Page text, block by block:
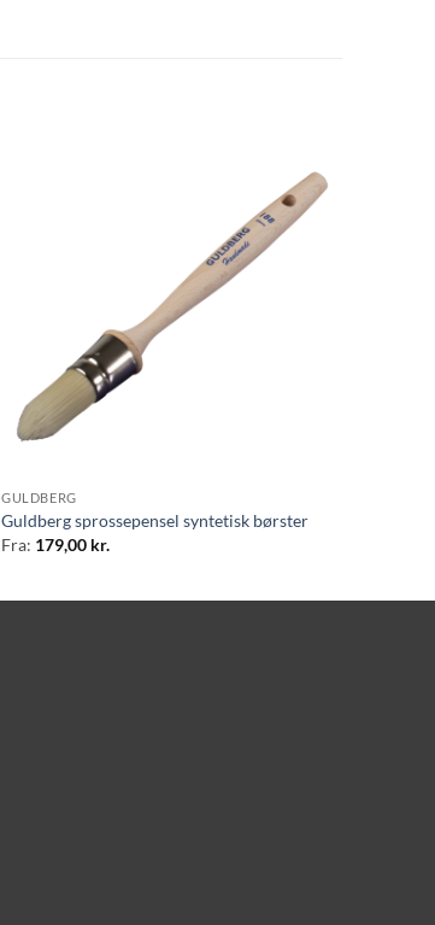
GULDBERG
Guldberg sprossepensel syntetisk børster
Fra: 179,00 kr.